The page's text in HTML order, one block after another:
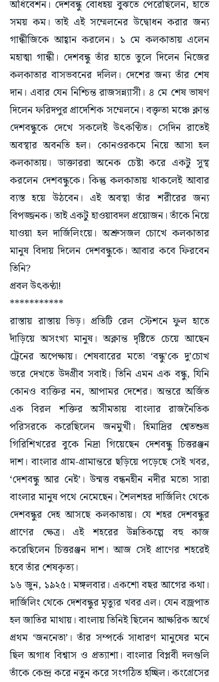
অধিবেশন। দেশবন্ধু বোধহয় বুঝতে পেরেছিলেন, হাতে
সময় কম। তাই এই সম্মেলনের উদ্বোধন করার জন্য
গান্ধীজিকে আহ্বান করলেন। ১ মে কলকাতায় এলেন
মহাত্মা গান্ধী। দেশবন্ধু তাঁর হাতে তুলে দিলেন নিজের
কলকাতার বাসভবনের দলিল। দেশের জন্য তাঁর শেষ
দান। এবার যেন নিশ্চিন্ত রাজসন্ন্যাসী। ৪ মে শেষ ভাষণ
দিলেন ফরিদপুর প্রাদেশিক সম্মেলনে। বক্তৃতা মঞ্চে ক্লান্ত
দেশবন্ধুকে দেখে সকলেই উৎকণ্ঠিত। সেদিন রাতেই
অবস্থার অবনতি হল। কোনওরকমে নিয়ে আসা হল
কলকাতায়। ডাক্তাররা অনেক চেষ্টা করে একটু সুস্থ
করলেন দেশবন্ধুকে। কিন্তু কলকাতায় থাকলেই আবার
ব্যস্ত হয়ে উঠবেন। এই অবস্থা তাঁর শরীরের জন্য
বিপজ্জনক। তাই একটু হাওয়াবদল প্রয়োজন। তাঁকে নিয়ে
যাওয়া হল দার্জিলিংয়ে। অশ্রুসজল চোখে কলকাতার
মানুষ বিদায় দিলেন দেশবন্ধুকে। আবার কবে ফিরবেন
তিনি?
প্রবল উৎকণ্ঠা!
***********
রাস্তায় রাস্তায় ভিড়। প্রতিটি রেল স্টেশনে ফুল হাতে
দাঁড়িয়ে অসংখ্য মানুষ। অক্লান্ত দৃষ্টিতে চেয়ে আছেন
ট্রেনের অপেক্ষায়। শেষবারের মতো ‘বন্ধু’কে দু’চোখ
ভরে দেখতে উদগ্রীব সবাই। তিনি এমন এক বন্ধু, যিনি
কোনও ব্যক্তির নন, আপামর দেশের। অন্তরে অর্জিত
এক বিরল শক্তির অসীমতায় বাংলার রাজনৈতিক
পরিসরকে করেছিলেন জনমুখী। হিমাদ্রির শ্বেতশুভ্র
গিরিশিখরের বুকে নিদ্রা গিয়েছেন দেশবন্ধু চিত্তরঞ্জন
দাশ। বাংলার গ্রাম-গ্রামান্তরে ছড়িয়ে পড়েছে সেই খবর,
‘দেশবন্ধু আর নেই’। উন্মত্ত বন্ধনহীন নদীর মতো সারা
বাংলার মানুষ পথে নেমেছেন। শৈলশহর দার্জিলিং থেকে
দেশবন্ধুর দেহ আসছে কলকাতায়। যে শহর দেশবন্ধুর
প্রাণের ক্ষেত্র। এই শহরের উন্নতিকল্পে বহু কাজ
করেছিলেন চিত্তরঞ্জন দাশ। আজ সেই প্রাণের শহরেই
হবে তাঁর শেষকৃত্য।
১৬ জুন, ১৯২৫। মঙ্গলবার। একশো বছর আগের কথা।
দার্জিলিং থেকে দেশবন্ধুর মৃত্যুর খবর এল। যেন বজ্রপাত
হল জাতির মাথায়। বাংলায় তিনিই ছিলেন আক্ষরিক অর্থে
প্রথম ‘জননেতা’। তাঁর সম্পর্কে সাধারণ মানুষের মনে
ছিল অগাধ বিশ্বাস ও প্রত্যাশা। বাংলার বিপ্লবী দলগুলি
তাঁকে কেন্দ্র করে নতুন করে সংগঠিত হচ্ছিল। কংগ্রেসের